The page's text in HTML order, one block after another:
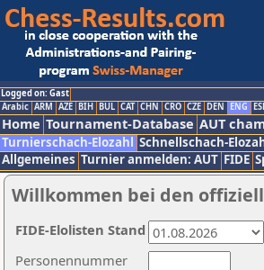
Logged on: Gast
Arabic ARM AZE BIH BUL CAT CHN CRO CZE DEN ENG
Home Tournament-Database AUT
Turnierschach-Elozahl Schnellschach-
Allgemeines Turnier anmelden: AUT FIDE
Willkommen bei den
Personennummer
FIDE-Elolisten Stand